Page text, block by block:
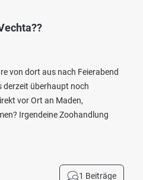
von dort aus nach Feierabend
derzeit überhaupt noch
vor Ort an Maden,
Irgendeine Zoohandlung
1 Beiträge